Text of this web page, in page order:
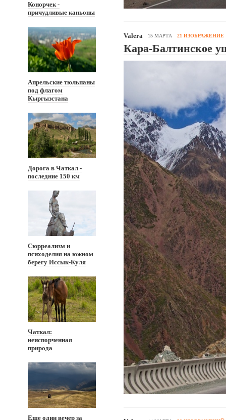
Конорчек -
причудливые каньоны
Апрельские тюльпаны
под флагом
Кыргызстана
Дорога в Чаткал -
последние 150 км
Сюрреализм и
психоделия на южном
берегу Иссык-Куля
Чаткал:
неиспорченная
природа
Еще один вечер за
Valera 15 МАРТА 21 ИЗОБРАЖЕНИЕ
Кара-Балтинское